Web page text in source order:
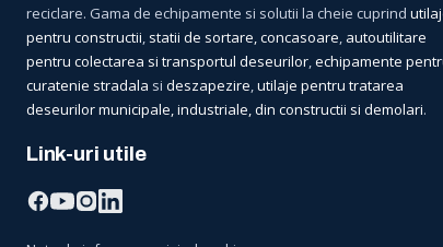
reciclare. Gama de echipamente si solutii la cheie cuprind
pentru constructii statii de sortare, concasoare autoutilitare
pentru colectarea si transportul deseurilor echipamente
curatenie stradala si deszapezire utilaje pentru tratarea
deseurilor municipale, industriale, din constructii si demolari.
Link-uri utile